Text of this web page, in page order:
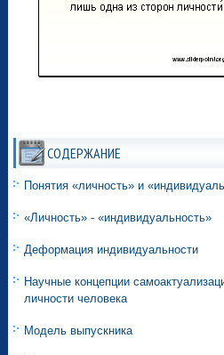
СОДЕРЖАНИЕ
Понятия «личность» и
«Личность» - «индивидуальность»
Деформация индивидуальности
Научные концепции
личности человека
Модель выпускника